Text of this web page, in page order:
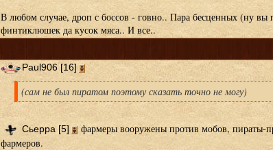
В любом случае, дроп с боссов - говно.. Пара бесценных (ну вы
финтиклюшек да кусок мяса.. И все..
Paul906 [16]
(сам не был пиратом поэтому сказать точно не могу)
Сьерра [5]
фармеры вооружены против мобов, пираты-
фармеров.